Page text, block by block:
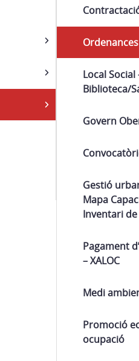
Local Social
Biblioteca/
Govern
Gestió
Mapa
Inventari
Pagament
– XALOC
Medi
Promoció
ocupació